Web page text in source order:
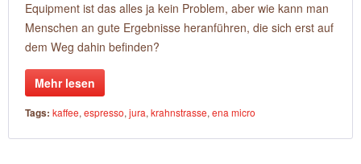
Equipment ist das alles ja kein Problem, aber wie kann man
Menschen an gute Ergebnisse heranführen, die sich erst auf
dem Weg dahin befinden?
Mehr lesen
Tags: kaffee, espresso, jura, krahnstrasse, ena micro